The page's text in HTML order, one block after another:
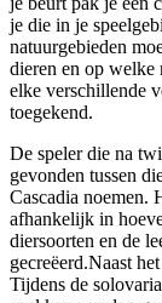
je die in je
natuurgebieden
dieren en op welke
elke verschillende
toegekend.
De speler die na
gevonden tussen
Cascadia noemen.
afhankelijk in
diersoorten en de
gecreëerd.Naast
Tijdens de